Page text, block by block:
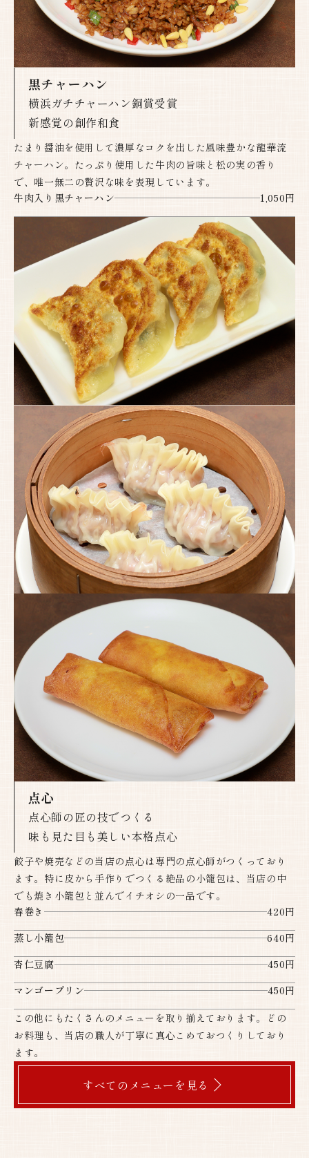
黒チャーハン
横浜ガチチャーハン銅賞受賞
新感覚の創作和食​​​​​​​
たまり醤油を使用して濃厚なコクを出した風味豊かな龍華流
チャーハン。たっぷり使用した牛肉の旨味と松の実の香り
で、唯一無二の贅沢な味を表現しています。
牛肉入り黒チャーハン
1,050円
点心
点心師の匠の技でつくる
味も見た目も美しい本格点心​​​​​​​
餃子や焼売などの当店の点心は専門の点心師がつくっており
ます。特に皮から手作りでつくる絶品の小籠包は、当店の中
でも焼き小籠包と並んでイチオシの一品です。
春巻き
420円
蒸し小籠包
640円
杏仁豆腐
450円
マンゴープリン
450円
この他にもたくさんのメニューを取り揃えております。どの
お料理も、当店の職人が丁寧に真心こめておつくりしており
ます。
すべてのメニューを見る